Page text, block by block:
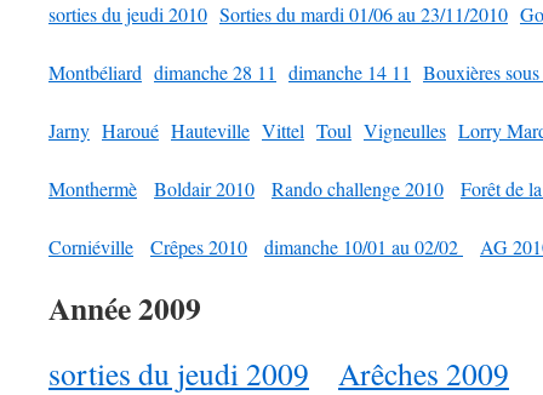
sorties du jeudi 2010 Sorties du mardi 01/06 au 23/11/2010
Montbéliard dimanche 28 11 dimanche 14 11 Bouxières
Jarny Haroué Hauteville Vittel Toul Vigneulles Lorry
Monthermè Boldair 2010 Rando challenge 2010 Forêt de
Corniéville Crêpes 2010 dimanche 10/01 au 02/02 AG
Année 2009
sorties du jeudi 2009 Arêches 2009